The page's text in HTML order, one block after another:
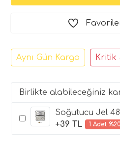
Aynı Gün Kargo Kritik
Birlikte alabileceğiniz
Soğutucu Jel
+39 TL
1 Adet